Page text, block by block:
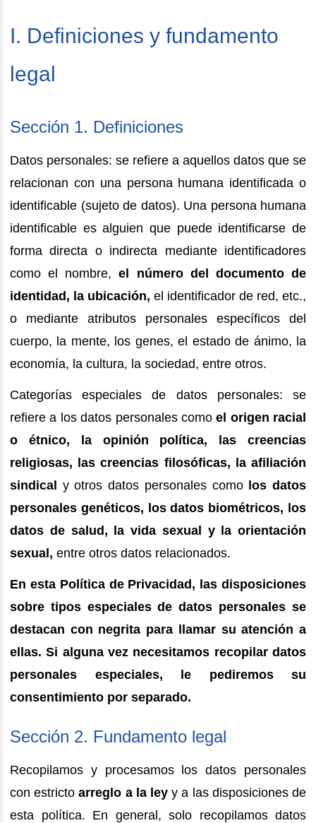
I. Definiciones y fundamento
legal
Sección 1. Definiciones
Datos personales: se refiere a aquellos datos que se
relacionan con una persona humana identificada o
identificable (sujeto de datos). Una persona humana
identificable es alguien que puede identificarse de
forma directa o indirecta mediante identificadores
como el nombre,el número del documento de
identidad, la ubicación, el identificador de red, etc.,
o mediante atributos personales específicos del
cuerpo, la mente, los genes, el estado de ánimo, la
economía, la cultura, la sociedad, entre otros.
Categorías especiales de datos personales: se
refiere a los datos personales comoel origen racial
o étnico, la opinión política, las creencias
religiosas, las creencias filosóficas, la afiliación
sindical y otros datos personales como los datos
personales genéticos, los datos biométricos, los
datos de salud, la vida sexual y la orientación
sexual, entre otros datos relacionados.
En esta Política de Privacidad, las disposiciones
sobre tipos especiales de datos personales se
destacan con negrita para llamar su atención a
ellas. Si alguna vez necesitamos recopilar datos
personales especiales, le pediremos su
consentimiento por separado.
Sección 2. Fundamento legal
Recopilamos y procesamos los datos personales
con estrictoarreglo a la ley y a las disposiciones de
esta política. En general, solo recopilamos datos